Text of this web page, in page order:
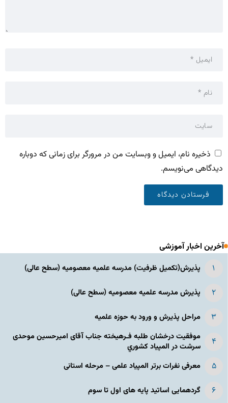
ذخیره نام، ایمیل و وبسایت من در مرورگر برای زمانی که دوباره
دیدگاهی می‌نویسم.
آخرین اخبار آموزشی
پذیرش(تکمیل ظرفیت) مدرسه علمیه معصومیه‌ (سطح عالی)
پذیرش مدرسه علمیه معصومیه‌ (سطح عالی)
مراحل پذیرش و ورود به حوزه علمیه
موفقیت درخشان طلبه فـرهیخته جناب آقای امیرحسین موحدی
سرشت در المپياد كشوري
معرفی نفرات برتر المپیاد علمی – مرحله استانی
گردهمایی اساتید پایه های اول تا سوم